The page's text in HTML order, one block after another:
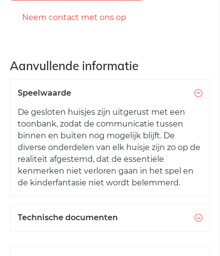
Neem contact met ons op
Aanvullende informatie
Speelwaarde
De gesloten huisjes zijn uitgerust met een
toonbank, zodat de communicatie tussen
binnen en buiten nog mogelijk blijft. De
diverse onderdelen van elk huisje zijn zo op de
realiteit afgestemd, dat de essentiële
kenmerken niet verloren gaan in het spel en
de kinderfantasie niet wordt belemmerd.
Technische documenten